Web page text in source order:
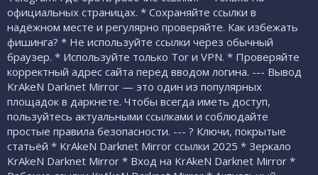
официальных страницах. * Сохраняйте ссылки в
надёжном месте и регулярно проверяйте. Как избежать
фишинга? * Не используйте ссылки через обычный
браузер. * Используйте только Tor и VPN. * Проверяйте
корректный адрес сайта перед вводом логина. --- Вывод
KrAkeN Darknet Mirror — это один из популярных
площадок в даркнете. Чтобы всегда иметь доступ,
пользуйтесь актуальными ссылками и соблюдайте
простые правила безопасности. --- ? Ключи, покрытые
статьёй * KrAkeN Darknet Mirror ссылки 2025 * Зеркало
KrAkeN Darknet Mirror * Вход на KrAkeN Darknet Mirror *